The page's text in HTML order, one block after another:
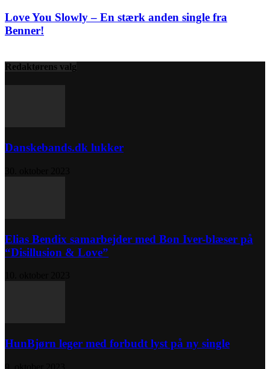
Love You Slowly – En stærk anden single fra
Benner!
Redaktørens valg
Danskebands.dk lukker
Elias Bendix samarbejder med Bon Iver-blæser på
“Disillusion & Love”
HunBjørn leger med forbudt lyst på ny single